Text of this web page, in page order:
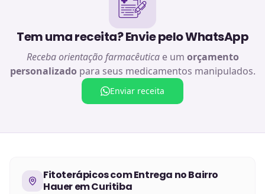
Tem uma receita? Envie pelo WhatsApp
Receba orientação farmacêuticae um orçamento
personalizado para seus medicamentos manipulados.
Enviar receita
Fitoterápicoscom Entrega noBairro
Hauer em Curitiba